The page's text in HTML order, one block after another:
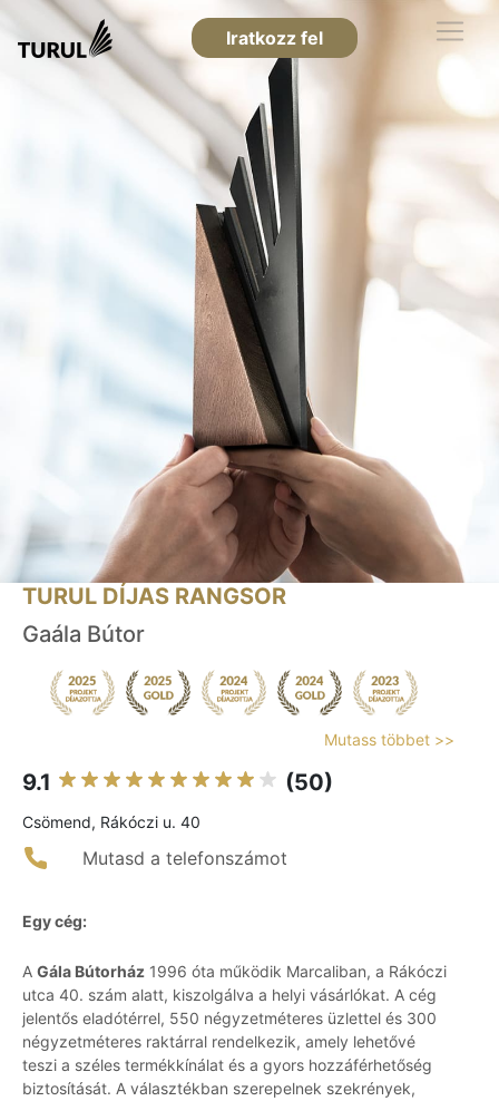
Iratkozz fel
TURUL DÍJAS RANGSOR
Gaála Bútor
Mutass többet >>
9.1 (50)
Csömend, Rákóczi u. 40
Mutasd a telefonszámot
Egy cég:
A Gála Bútorház 1996 óta működik Marcaliban, a Rákóczi
utca 40. szám alatt, kiszolgálva a helyi vásárlókat. A cég
jelentős eladótérrel, 550 négyzetméteres üzlettel és 300
négyzetméteres raktárral rendelkezik, amely lehetővé
teszi a széles termékkínálat és a gyors hozzáférhetőség
biztosítását. A választékban szerepelnek szekrények,